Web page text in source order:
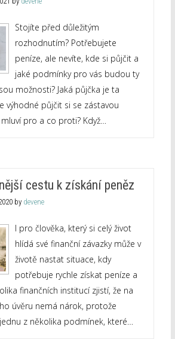
Stojíte před důležitým
rozhodnutím? Potřebujete
peníze, ale nevíte, kde si půjčit a
jaké podmínky pro vás budou ty
možnosti? Jaká půjčka je ta
výhodné půjčit si se zástavou
pro a co proti? Když…
cestu k získání peněz
by devene
I pro člověka, který si celý život
hlídá své finanční závazky může v
životě nastat situace, kdy
potřebuje rychle získat peníze a
finančních institucí zjistí, že na
úvěru nemá nárok, protože
z několika podmínek, které…